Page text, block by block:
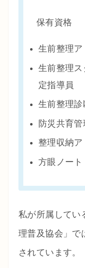
保有資格
生前整理
生前整理
定指導員
生前整理診
防災共育
整理収納
方眼ノー
私が所属して
理普及協会」で
されています。